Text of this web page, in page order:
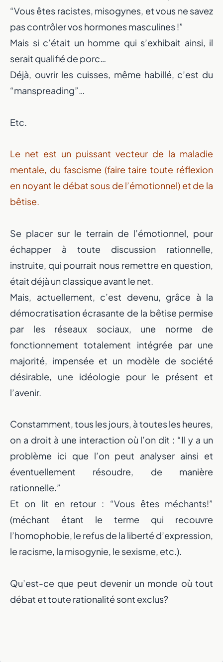
“Vous êtes racistes, misogynes, et vous ne savez
pas contrôler vos hormones masculines !”
Mais si c’était un homme qui s’exhibait ainsi, il
serait qualifié de porc…
Déjà, ouvrir les cuisses, même habillé, c’est du
“manspreading”…
Etc.
Le net est un puissant vecteur de la maladie
mentale, du fascisme (faire taire toute réflexion
en noyant le débat sous de l’émotionnel) et de la
bêtise.
Se placer sur le terrain de l’émotionnel, pour
échapper à toute discussion rationnelle,
instruite, qui pourrait nous remettre en question,
était déjà un classique avant le net.
Mais, actuellement, c’est devenu, grâce à la
démocratisation écrasante de la bêtise permise
par les réseaux sociaux, une norme de
fonctionnement totalement intégrée par une
majorité, impensée et un modèle de société
désirable, une idéologie pour le présent et
l’avenir.
Constamment, tous les jours, à toutes les heures,
on a droit à une interaction où l’on dit : “Il y a un
problème ici que l’on peut analyser ainsi et
éventuellement résoudre, de manière
rationnelle.”
Et on lit en retour : “Vous êtes méchants!”
(méchant étant le terme qui recouvre
l’homophobie, le refus de la liberté d’expression,
le racisme, la misogynie, le sexisme, etc.).
Qu’est-ce que peut devenir un monde où tout
débat et toute rationalité sont exclus?